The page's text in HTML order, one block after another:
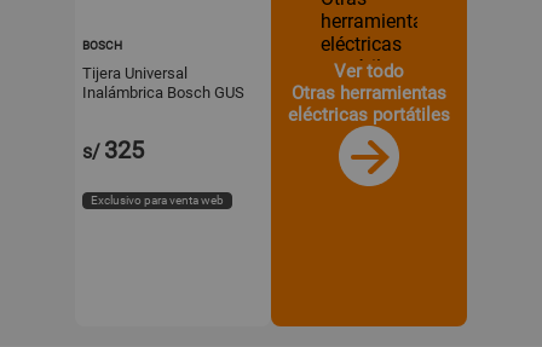
BOSCH
Tijera Universal
Inalámbrica Bosch GUS
s/ 325
Exclusivo para venta web
Ver todo
Otras herramientas
eléctricas portátiles